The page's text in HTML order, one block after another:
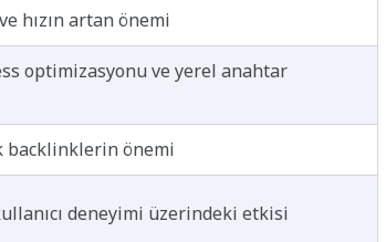
hızın artan önemi
optimizasyonu ve yerel anahtar
backlinklerin önemi
deneyimi üzerindeki etkisi